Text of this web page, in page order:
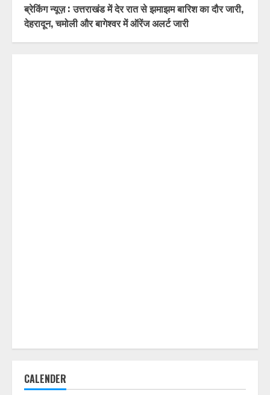
ब्रेकिंग न्यूज़ : उत्तराखंड में देर रात से झमाझम बारिश का दौर जारी,
देहरादून, चमोली और बागेश्वर में ऑरेंज अलर्ट जारी
CALENDER